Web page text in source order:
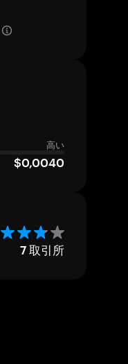
高い
$0,0040
7 取引所